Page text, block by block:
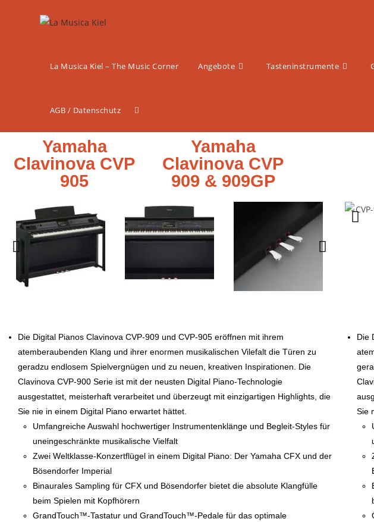
La Musica Kiel – The Music Corner Angebote Tasteninstrumente
AGB / Datenschutz
Yamaha
Clavinova CVP
905
Yamaha
Clavinova CVP
909 & 909GP
Die Digital Pianos Clavinova CVP-909 und CVP-905 eröffnen mit ihrem
atemberaubenden Klang und ihrer enormen musikalischen Vilefalt die Türen zu
geradzu endlosem Spielvergnügen und zu neuen, kreativen Inspirationen. Die
Clavinova CVP-900 Serie ist mit der neusten Digital Piano-Technologie
ausgestattet, meisterhaft verarbeitet und überzeugt mit einzigartigen Highlights, die
Sie nie in einem Digital Piano erwartet hättet.
Umfangreiche Auswahl hochwertiger Instrumentenklänge und Begleit-Styles für
uneingeschränkte musikalische Vielfalt
Zwei Weltklasse-Konzertflügel in einem Digital Piano: Der Yamaha CFX und der
Bösendorfer Imperial
Binaurales Sampling für CFX und Bösendorfer bietet die absolute Klangfülle
beim Spielen mit Kopfhörern
GrandTouch™-Tastatur und GrandTouch™-Pedale für das optimale
Die
Sie